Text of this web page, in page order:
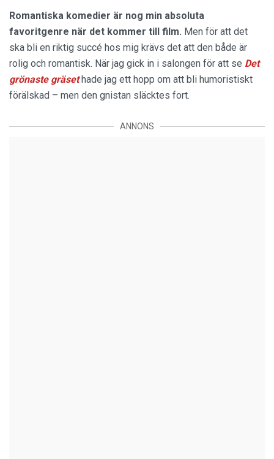
Romantiska komedier är nog min absoluta
favoritgenre när det kommer till film. Men för att det
ska bli en riktig succé hos mig krävs det att den både är
rolig och romantisk. När jag gick in i salongen för att se Det
grönaste gräsethade jag ett hopp om att bli humoristiskt
förälskad – men den gnistan släcktes fort.
ANNONS